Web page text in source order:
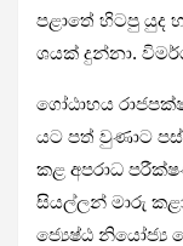
පළාතේ හිටපු යුද
ශ­යක් දුන්නා.
ගෝඨා­භය
යට පත් වුණාට
කළ අප­රාධ
සිය­ල්ලන් මාරු
ජ්‍යෙෂ්ඨ නියෝජ්‍ය